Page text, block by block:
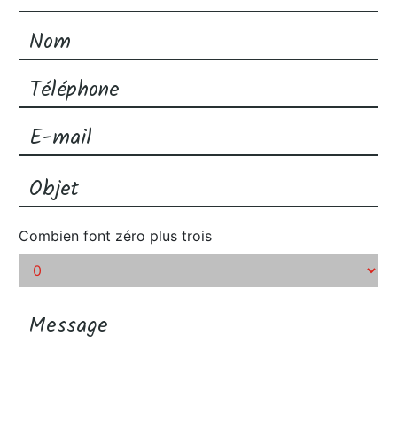
Combien font zéro plus trois